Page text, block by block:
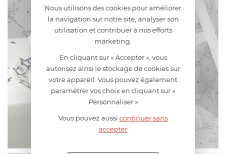
Nous utilisons des cookies pour améliorer
la navigation sur notre site, analyser son
utilisation et contribuer à nos efforts
marketing.
En cliquant sur « Accepter », vous
autorisez ainsi le stockage de cookies sur
votre appareil. Vous pouvez également
paramétrer vos choix en cliquant sur «
Personnaliser »
Vous pouvez aussicontinuer sans
accepter